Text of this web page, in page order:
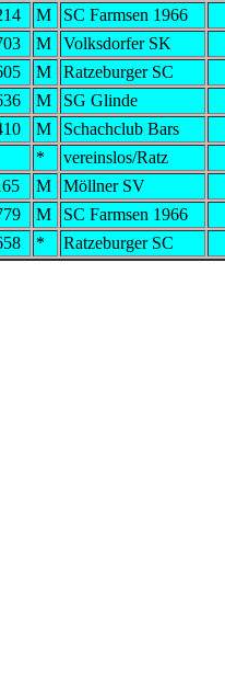
M
SC Farmsen 1966
M
Volksdorfer SK
M
Ratzeburger SC
M
SG Glinde
M
Schachclub Bars
*
vereinslos/Ratz
M
Möllner SV
M
SC Farmsen 1966
* Ratzeburger SC